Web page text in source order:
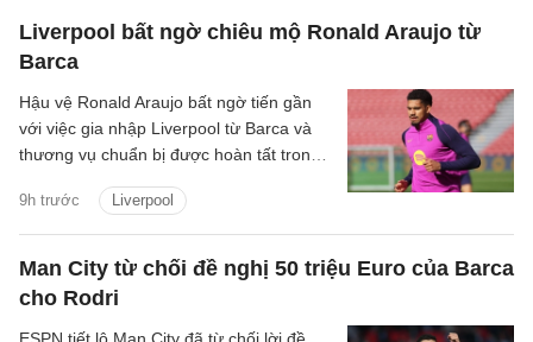
Liverpool bất ngờ chiêu mộ Ronald Araujo từ
Barca
9h trước Liverpool
Hậu vệ Ronald Araujo bất ngờ tiến gần
với việc gia nhập Liverpool từ Barca và
thương vụ chuẩn bị được hoàn tất trong
Man City từ chối đề nghị 50 triệu Euro của Barca
cho Rodri